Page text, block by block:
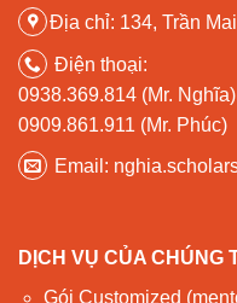
Địa chỉ: 134, Trần
Điện thoại:
0938.369.814 (Mr. Nghĩa)
0909.861.911 (Mr. Phúc)
Email:
DỊCH VỤ CỦA CHÚNG
Gói Customized